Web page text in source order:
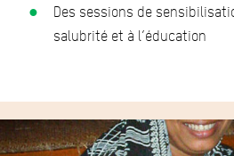
Des sessions de
salubrité et à l’éducation